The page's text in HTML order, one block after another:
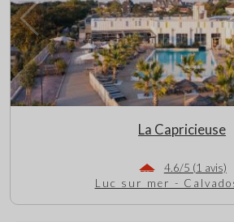
La Capricieuse
4.6/5 (1 avis)
Luc sur mer -